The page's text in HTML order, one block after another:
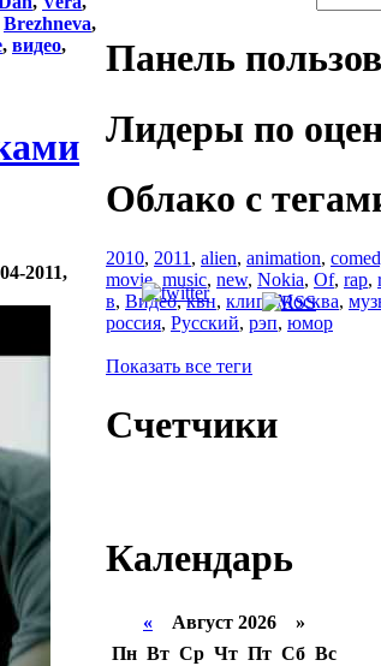
Brezhneva,
, видео,
2011,
Панель
Лидеры по
Облако с
2010, 2011 , alien, animation,
movie, music, new, Nokia, Of, rap,
в, Видео,квн, клип,Москва,
россия, Русский, рэп, юмор
Показать все теги
Счетчики
Календарь
« Август 2026 »
Пн Вт Ср Чт Пт Сб Вс